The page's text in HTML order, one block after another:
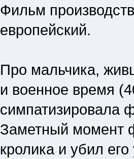
Фильм
европейский.
Про мальчика,
и военное время
симпатизировала
Заметный момент
кролика и убил